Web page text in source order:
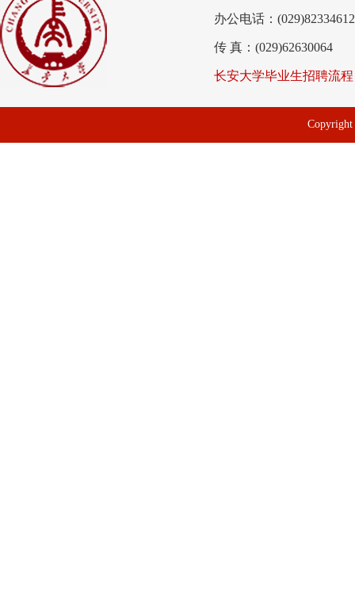
办公电话：(029)82334612
传 真：(029)62630064
长安大学毕业生招聘流